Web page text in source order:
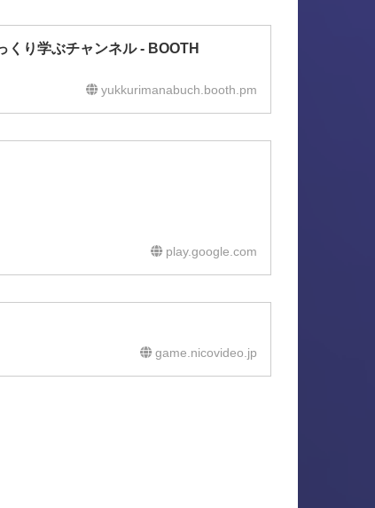
り学ぶチャンネル - BOOTH
yukkurimanabuch.booth.pm
play.google.com
game.nicovideo.jp